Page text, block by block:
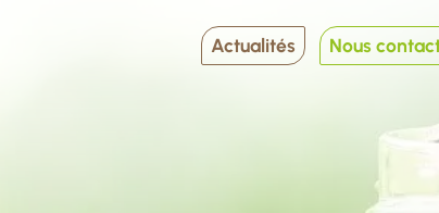
Actualités Nous